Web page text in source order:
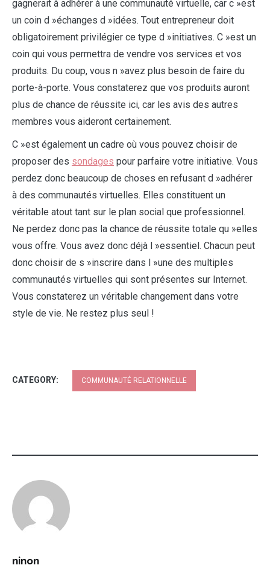
gagnerait à adhérer à une communauté virtuelle, car c »est
un coin d »échanges d »idées. Tout entrepreneur doit
obligatoirement privilégier ce type d »initiatives. C »est un
coin qui vous permettra de vendre vos services et vos
produits. Du coup, vous n »avez plus besoin de faire du
porte-à-porte. Vous constaterez que vos produits auront
plus de chance de réussite ici, car les avis des autres
membres vous aideront certainement.
C »est également un cadre où vous pouvez choisir de
proposer des sondages pour parfaire votre initiative. Vous
perdez donc beaucoup de choses en refusant d »adhérer
à des communautés virtuelles. Elles constituent un
véritable atout tant sur le plan social que professionnel.
Ne perdez donc pas la chance de réussite totale qu »elles
vous offre. Vous avez donc déjà l »essentiel. Chacun peut
donc choisir de s »inscrire dans l »une des multiples
communautés virtuelles qui sont présentes sur Internet.
Vous constaterez un véritable changement dans votre
style de vie. Ne restez plus seul !
CATEGORY: COMMUNAUTÉ RELATIONNELLE
ninon